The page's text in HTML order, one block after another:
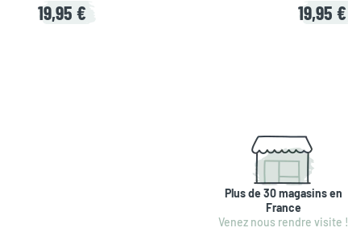
19,95 € 19,95 €
Plus de 30 magasins en
France
Venez nous rendre visite !